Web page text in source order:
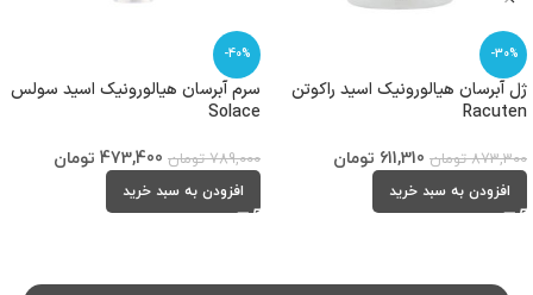
-30%
ژل آبرسان هیالورونیک اسید راکوتن
Racuten
873,300 تومان 611,310 تومان
افزودن به سبد خرید
-40%
سرم آبرسان هیالورونیک اسید سولس
Solace
789,000 تومان 473,400 تومان
افزودن به سبد خرید